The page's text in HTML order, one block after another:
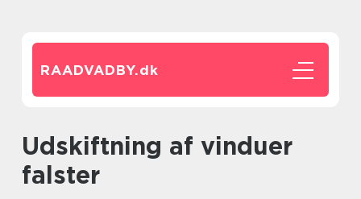
RAADVADBY.dk
udskiftning af vinduer
falster